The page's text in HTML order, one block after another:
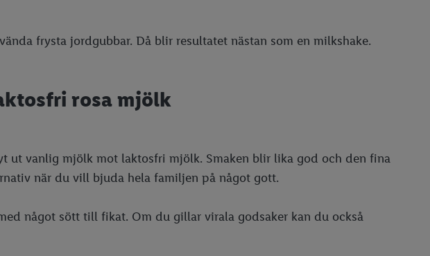
frysta jordgubbar. Då blir resultatet nästan som en milkshake.
rosa mjölk
ut vanlig mjölk mot laktosfri mjölk. Smaken blir lika god och den fina
när du vill bjuda hela familjen på något gott.
något sött till fikat. Om du gillar virala godsaker kan du också